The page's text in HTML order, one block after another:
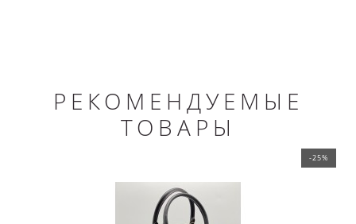
РЕКОМЕНДУЕМЫЕ
ТОВАРЫ
-25%